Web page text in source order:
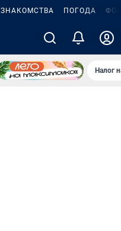
ЗНАКОМСТВА ПОГОДА
Налог